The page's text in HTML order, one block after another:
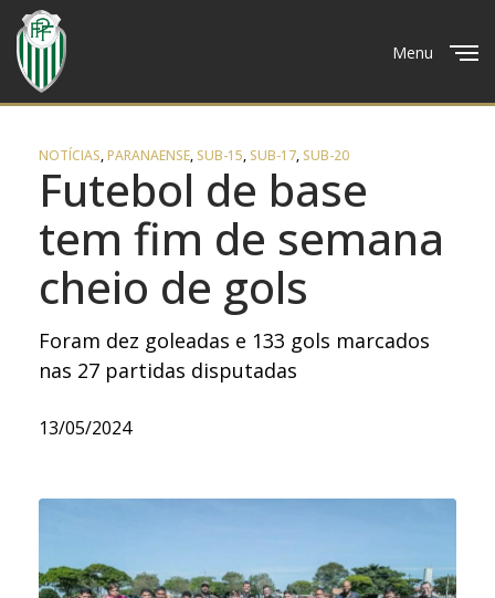
Menu
NOTÍCIAS,PARANAENSE, SUB-15, SUB-17, SUB-20
Futebol de base
tem fim de semana
cheio de gols
Foram dez goleadas e 133 gols marcados
nas 27 partidas disputadas
13/05/2024